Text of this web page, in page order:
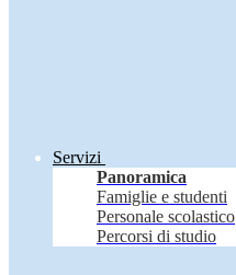
Servizi
Panoramica
Famiglie e studenti
Personale scolastico
Percorsi di studio